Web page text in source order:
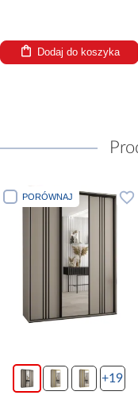
Dodaj do koszyka
PORÓWNAJ
+19